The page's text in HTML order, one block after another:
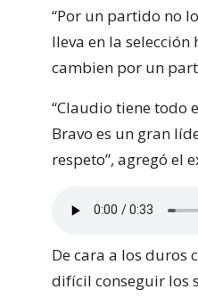
“Por un partido no
lleva en la
cambien por un
“Claudio tiene todo
Bravo es un gran
respeto”, agregó el
De cara a los duros
difícil conseguir los